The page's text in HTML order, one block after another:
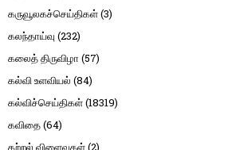
கருவூலகச்செய்திகள்(3)
கலந்தாய்வு (232)
கலைத் திருவிழா (57)
கல்வி உளவியல் (84)
கல்விச்செய்திகள்(18319)
கவிதை(64)
கற்றல் விளைவுகள்(2)